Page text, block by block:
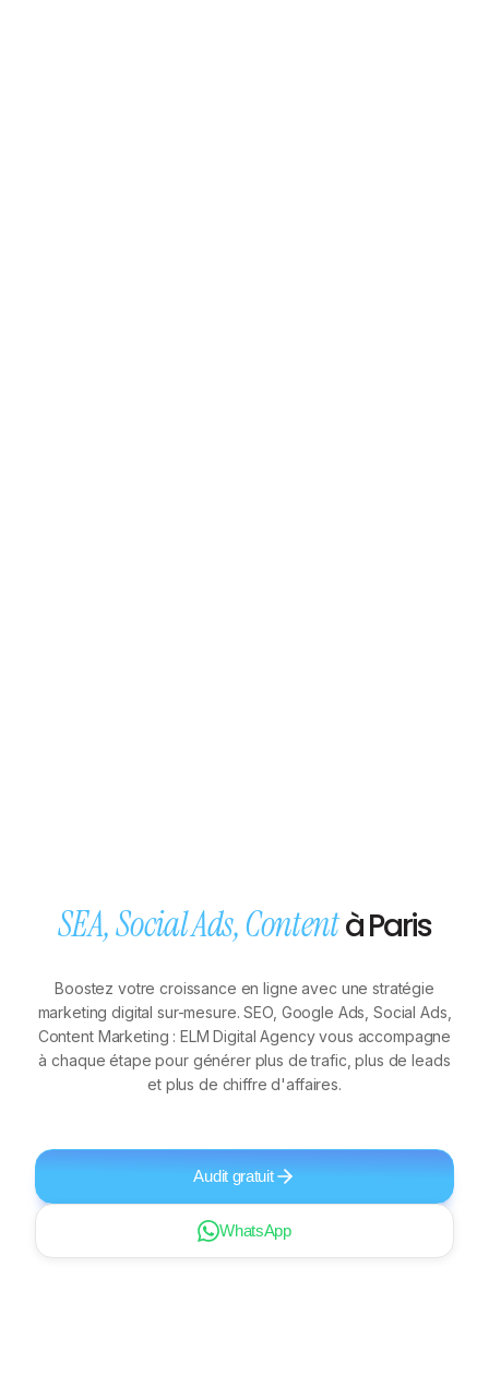
SEA, Social Ads, Contentà Paris
Boostez votre croissance en ligne avec une stratégie
marketing digital sur-mesure. SEO, Google Ads, Social Ads,
Content Marketing : ELM Digital Agency vous accompagne
à chaque étape pour générer plus de trafic, plus de leads
et plus de chiffre d'affaires.
Audit gratuit
WhatsApp